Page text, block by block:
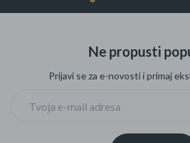
Ne propusti
Prijavi se za e-novosti i primaj